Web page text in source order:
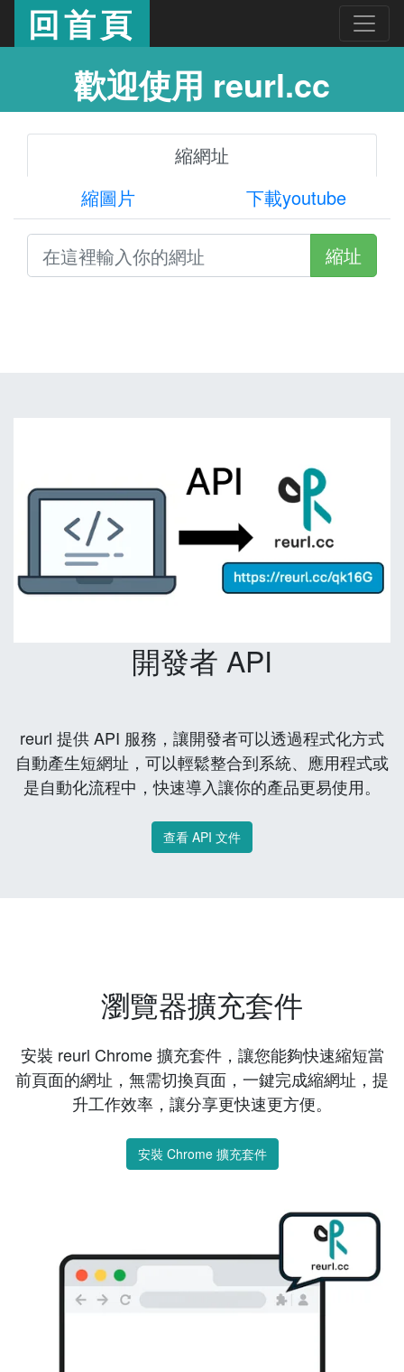
回首頁
歡迎使用 reurl.cc
縮網址
縮圖片
下載youtube
縮址
開發者 API
reurl 提供 API 服務，讓開發者可以透過程式化方式
自動產生短網址，可以輕鬆整合到系統、應用程式或
是自動化流程中，快速導入讓你的產品更易使用。
查看 API 文件
瀏覽器擴充套件
安裝 reurl Chrome 擴充套件，讓您能夠快速縮短當
前頁面的網址，無需切換頁面，一鍵完成縮網址，提
升工作效率，讓分享更快速更方便。
安裝 Chrome 擴充套件